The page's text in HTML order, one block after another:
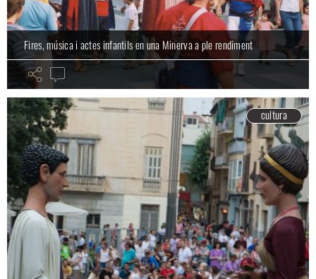
Fires, música i actes infantils en una Minerva a ple rendiment
cultura